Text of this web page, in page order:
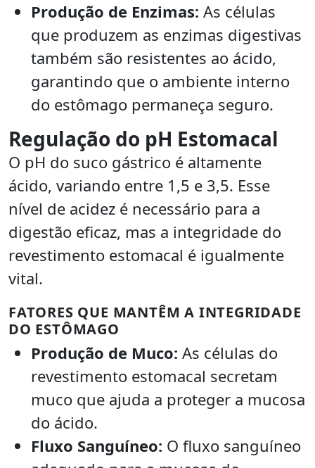
Produção de Enzimas: As células
que produzem as enzimas digestivas
também são resistentes ao ácido,
garantindo que o ambiente interno
do estômago permaneça seguro.
Regulação do pH Estomacal
O pH do suco gástrico é altamente
ácido, variando entre 1,5 e 3,5. Esse
nível de acidez é necessário para a
digestão eficaz, mas a integridade do
revestimento estomacal é igualmente
vital.
FATORES QUE MANTÊM A INTEGRIDADE
DO ESTÔMAGO
Produção de Muco: As células do
revestimento estomacal secretam
muco que ajuda a proteger a mucosa
do ácido.
Fluxo Sanguíneo: O fluxo sanguíneo